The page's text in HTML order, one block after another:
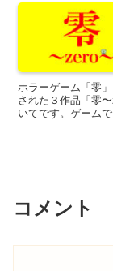
ホラーゲーム「零
された３作品「零
いてです。ゲーム
コメント